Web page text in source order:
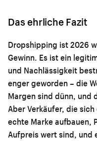
Das ehrliche Fazit
Dropshipping ist 2026
Gewinn. Es ist ein
und Nachlässigkeit
enger geworden – die
Margen sind dünn, und
Aber Verkäufer, die
echte Marke aufbauen,
Aufpreis wert sind, und